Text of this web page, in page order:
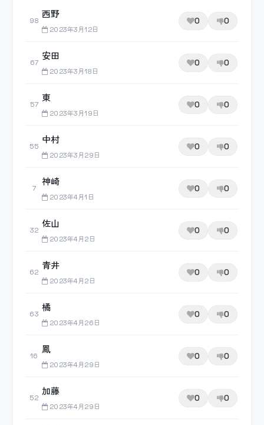
98
西野
2023年3月12日
0 0
67
安田
2023年3月18日
0 0
57
東
2023年3月19日
0 0
55
中村
2023年3月29日
0 0
7
神崎
2023年4月1日
0 0
32
佐山
2023年4月2日
0 0
62
青井
2023年4月2日
0 0
63
橘
2023年4月26日
0 0
16
鳳
2023年4月29日
0 0
52
加藤
2023年4月29日
0 0